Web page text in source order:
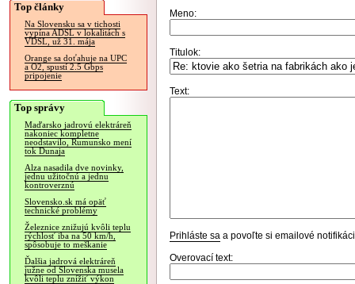
Top články
Na Slovensku sa v tichosti
vypína ADSL v lokalitách s
VDSL, už 31. mája
Orange sa doťahuje na UPC
a O2, spustí 2.5 Gbps
pripojenie
Top správy
Maďarsko jadrovú elektráreň
nakoniec kompletne
neodstavilo, Rumunsko mení
tok Dunaja
Alza nasadila dve novinky,
jednu užitočnú a jednu
kontroverznú
Slovensko.sk má opäť
technické problémy
Železnice znižujú kvôli teplu
rýchlosť iba na 50 km/h,
spôsobuje to meškanie
Ďalšia jadrová elektráreň
južne od Slovenska musela
kvôli teplu znížiť výkon
Meno:
Titulok:
Text:
Prihláste sa a povoľte si emailové
Overovací text: